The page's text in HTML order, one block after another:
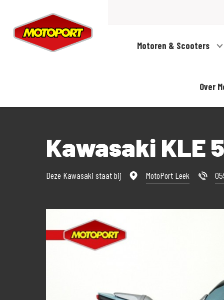
Motoren & Scooters
Over
Kawasaki KLE
Deze Kawasaki staat bij MotoPort Leek